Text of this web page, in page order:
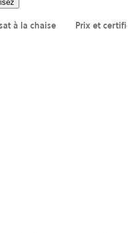
à la chaise Prix et